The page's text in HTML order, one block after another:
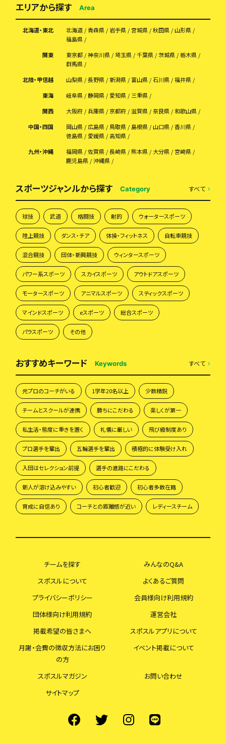
エリアから探す Area
北海道・東北 北海道 青森県 岩手県 宮城県 秋田県
山形県
福島県
関東
東京都 神奈川県 埼玉県 千葉県 茨城県
栃木県
群馬県
北陸・甲信越
山梨県 長野県 新潟県 富山県 石川県
福井県
東海
岐阜県 静岡県 愛知県
三重県
関西
大阪府 兵庫県 京都府 滋賀県 奈良県
和歌山県
中国・四国
岡山県 広島県 鳥取県 島根県 山口県
香川県
徳島県
愛媛県
高知県
九州・沖縄
福岡県 佐賀県 長崎県 熊本県 大分県
宮崎県
鹿児島県
沖縄県
スポーツジャンルから探す Category すべて
球技 武道 格闘技 射的 ウォータースポーツ
陸上競技 ダンス・チア 体操・フィットネス 自転車競技
混合競技 団体・新興競技 ウィンタースポーツ
パワー系スポーツ スカイスポーツ アウトドアスポーツ
モータースポーツ アニマルスポーツ スティックスポーツ
マインドスポーツ eスポーツ 総合スポーツ
パラスポーツ その他
おすすめキーワード Keywords すべて
元プロのコーチがいる 1学年20名以上 少数精鋭
チームとスクールが連携 勝ちにこだわる 楽しくが第一
私生活・態度に重きを置く 礼儀に厳しい 飛び級制度あり
プロ選手を輩出 五輪選手を輩出 積極的に体験受け入れ
入団はセレクション前提 選手の進路にこだわる
新人が溶け込みやすい 初心者歓迎 初心者多数在籍
育成に自信あり コーチとの距離感が近い レディースチーム
チームを探す
みんなのQ&A
スポスルについて
よくあるご質問
プライバシーポリシー
会員様向け利用規約
団体様向け利用規約
運営会社
掲載希望の皆さまへ
スポスルアプリについて
月謝・会費の徴収方法にお困り
の方
イベント掲載について
スポスルマガジン
お問い合わせ
サイトマップ